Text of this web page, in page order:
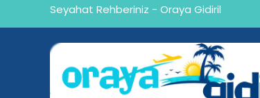
Seyahat Rehberiniz - Oraya Gidiril